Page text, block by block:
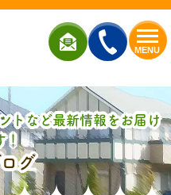
MENU
トなど最新情報をお届け
！
グ